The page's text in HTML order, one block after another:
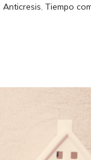
Anticresis, Tiempo